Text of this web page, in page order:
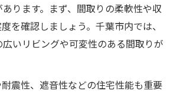
ります。まず、間取りの柔軟性や収
を確認しましょう。千葉市内では、
いリビングや可変性のある間取りが
震性、遮音性などの住宅性能も重要